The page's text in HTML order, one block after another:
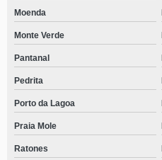
Moenda
Monte Verde
Pantanal
Pedrita
Porto da Lagoa
Praia Mole
Ratones